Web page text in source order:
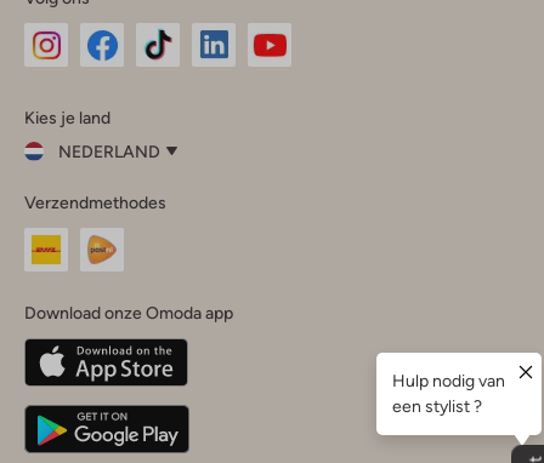
InstagramFacebook
Kies je land
NEDERLAND
je
land
Nederland
Belgique(Français)
Deutschland
Verzendmethodes
Download onze Omoda app